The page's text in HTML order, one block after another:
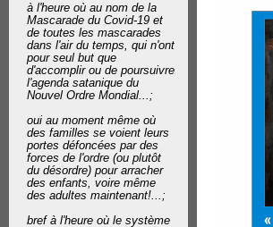
à l'heure où au nom de la
Mascarade du Covid-19 et
de toutes les mascarades
dans l'air du temps, qui n'ont
pour seul but que
d'accomplir ou de poursuivre
l'agenda satanique du
Nouvel Ordre Mondial...;
oui au moment même où
des familles se voient leurs
portes défoncées par des
forces de l'ordre (ou plutôt
du désordre) pour arracher
des enfants, voire même
des adultes maintenant!...;
bref à l'heure où le système